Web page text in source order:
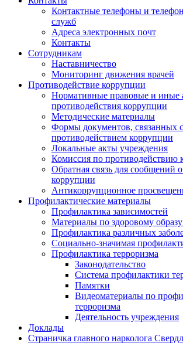
Контактные телефоны и
служб
Адреса электронных почт
Контакты
Сотрудникам
Наставничество
Мониторинг движения врачей
Противодействие коррупции
Нормативные правовые и иные
противодействия коррупции
Методические материалы
Формы документов, связанных с
противодействием коррупции
Локальные акты учреждения
Комиссия по противодействию
Обратная связь для сообщений
коррупции
Антикоррупционное
Профилактические материалы
Профилактика зависимостей
Материалы по здоровому
Профилактика различных
Социально-значимая
Профилактика терроризма
Законодательство
Система профилактики
Памятки
Видеоматериалы по
терроризма
Деятельность учреждения
Доклады
Страничка главного нарколога